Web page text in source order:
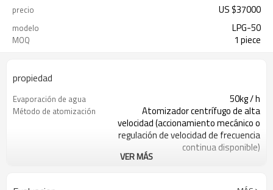
precio US $37000
modelo LPG-50
MOQ 1 piece
propiedad
Evaporación de agua 50kg / h
Método de atomización
Atomizador centrífugo de alta
velocidad (accionamiento mecánico o
regulación de velocidad de frecuencia
continua disponible)
120
VER MÁS